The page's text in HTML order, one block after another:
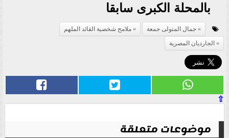
بالمحلة الكبرى سابقا
جمال المتولى جمعة
ملامح شخصية القائد الملهم
الجارديان المصرية
⇧
موضوعات متعلقة